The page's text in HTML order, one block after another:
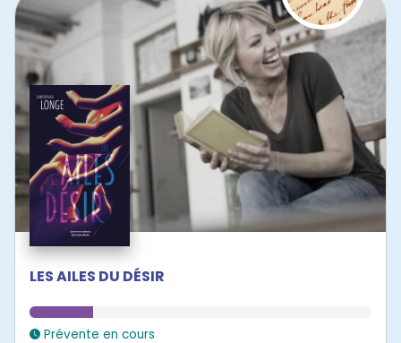
LES AILES DU DÉSIR
Prévente en cours